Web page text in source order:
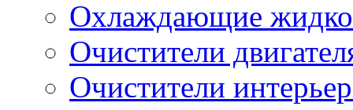
Охлаждающие
Очистители
Очистители